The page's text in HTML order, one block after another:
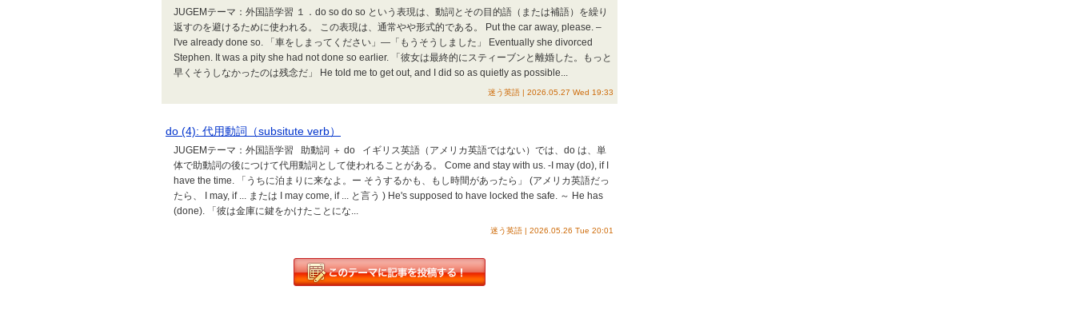
JUGEMテーマ：外国語学習 １．do so do so という表現は、動詞とその目的語（または補語）を繰り
返すのを避けるために使われる。 この表現は、通常やや形式的である。 Put the car away, please. –
I've already done so. 「車をしまってください」―「もうそうしました」 Eventually she divorced
Stephen. It was a pity she had not done so earlier. 「彼女は最終的にスティーブンと離婚した。もっと
早くそうしなかったのは残念だ」 He told me to get out, and I did so as quietly as possible...
迷う英語 | 2026.05.27 Wed 19:33
do (4): 代用動詞（subsitute verb）
JUGEMテーマ：外国語学習 助動詞 ＋ do イギリス英語（アメリカ英語ではない）では、do は、単
体で助動詞の後につけて代用動詞として使われることがある。 Come and stay with us. -I may (do), if I
have the time. 「うちに泊まりに来なよ。ー そうするかも、もし時間があったら」 (アメリカ英語だっ
たら、 I may, if ... または I may come, if ... と言う ) He's supposed to have locked the safe. ～ He has
(done). 「彼は金庫に鍵をかけたことにな...
迷う英語 | 2026.05.26 Tue 20:01